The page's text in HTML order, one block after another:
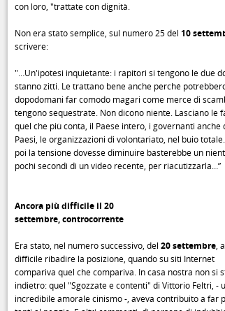
con loro, "trattate con dignità.
Non era stato semplice, sul numero 25 del 10
scrivere:
"…Un'ipotesi inquietante: i rapitori si tengono le due
stanno zitti. Le trattano bene anche perché
dopodomani far comodo magari come merce di
tengono sequestrate. Non dicono niente. Lasciano le
quel che più conta, il Paese intero, i governanti anche
Paesi, le organizzazioni di volontariato, nel buio
poi la tensione dovesse diminuire basterebbe un
pochi secondi di un video recente, per riacutizzarla…”
Ancora più difficile il 20
settembre, controcorrente
Era stato, nel numero successivo, del 20 settembre,
difficile ribadire la posizione, quando su siti Internet
compariva quel che compariva. In casa nostra non si
indietro: quel "Sgozzate e contenti" di Vittorio Feltri, -
incredibile amorale cinismo -, aveva contribuito a far